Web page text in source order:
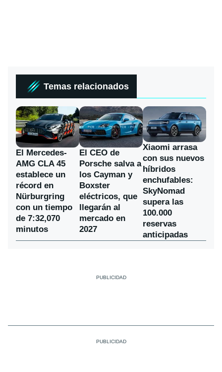
Temas relacionados
El Mercedes-
AMG CLA 45
establece un
récord en
Nürburgring
con un tiempo
de 7:32,070
minutos
El CEO de
Porsche salva a
los Cayman y
Boxster
eléctricos, que
llegarán al
mercado en
2027
Xiaomi arrasa
con sus nuevos
híbridos
enchufables:
SkyNomad
supera las
100.000
reservas
anticipadas